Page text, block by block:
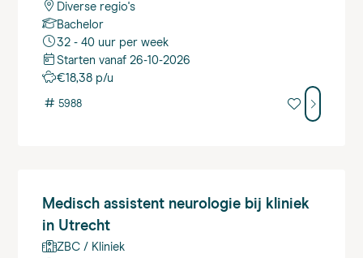
Diverse regio's
Bachelor
32 - 40 uur per week
Starten vanaf 26-10-2026
€18,38 p/u
# 5988
Medischassistent neurologie bij kliniek
in Utrecht
ZBC / Kliniek